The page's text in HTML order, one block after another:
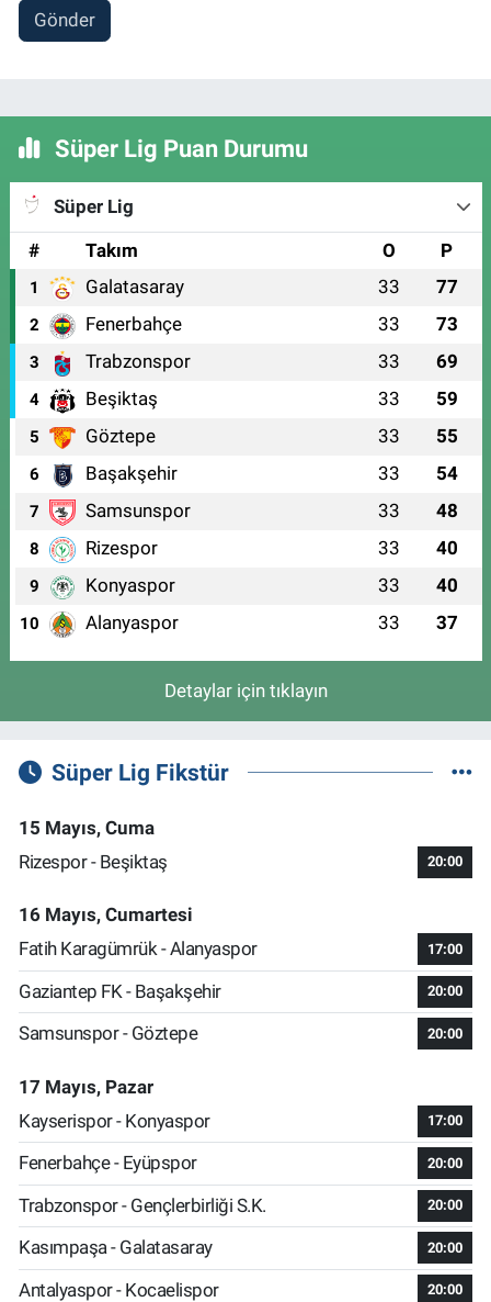
Gönder
Süper Lig Puan Durumu
Süper Lig
#
Takım O P
1 Galatasaray 33 77
2 Fenerbahçe 33 73
3 Trabzonspor 33 69
4 Beşiktaş 33 59
5 Göztepe 33 55
6 Başakşehir 33 54
7 Samsunspor 33 48
8 Rizespor 33 40
9 Konyaspor 33 40
10 Alanyaspor 33 37
Detaylar için tıklayın
Süper Lig Fikstür
15 Mayıs, Cuma
Rizespor - Beşiktaş
20:00
16 Mayıs, Cumartesi
Fatih Karagümrük - Alanyaspor
17:00
Gaziantep FK - Başakşehir 20:00
Samsunspor - Göztepe 20:00
17 Mayıs, Pazar
Kayserispor - Konyaspor
17:00
Fenerbahçe - Eyüpspor 20:00
Trabzonspor - Gençlerbirliği S.K. 20:00
Kasımpaşa - Galatasaray 20:00
Antalyaspor - Kocaelispor 20:00